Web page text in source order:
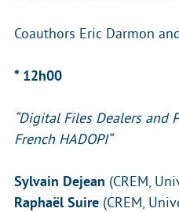
Coauthors Eric Darmon
* 12h00
“Digital Files Dealers and
French HADOPI“
Sylvain Dejean (CREM,
Raphaël Suire (CREM,